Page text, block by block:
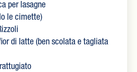
per lasagne
le cimette)
di latte (ben scolata e tagliata